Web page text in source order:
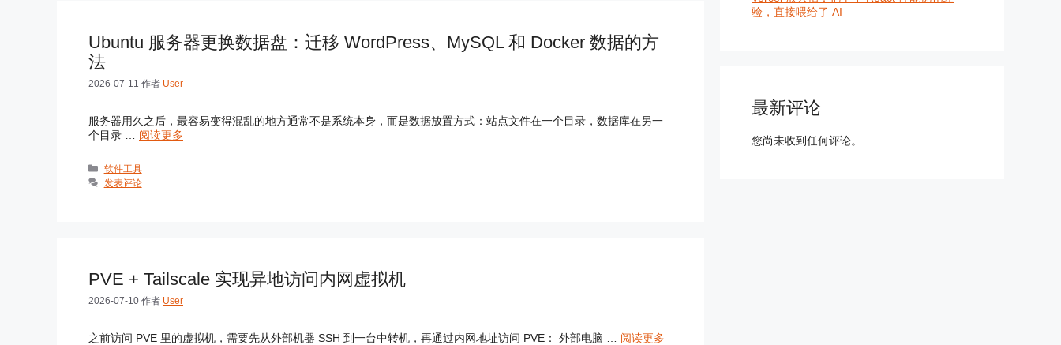
Ubuntu 服务器更换数据盘：迁移 WordPress、MySQL 和 Docker 数据的方
法
2026-07-11 作者 User
服务器用久之后，最容易变得混乱的地方通常不是系统本身，而是数据放置方式：站点文件在一个目录，数据库在另一
个目录 … 阅读更多
分
类
软件工具
发表评论
PVE + Tailscale 实现异地访问内网虚拟机
2026-07-10 作者 User
之前访问 PVE 里的虚拟机，需要先从外部机器 SSH 到一台中转机，再通过内网地址访问 PVE： 外部电脑 … 阅读更多
验，直接喂给了 AI
最新评论
您尚未收到任何评论。